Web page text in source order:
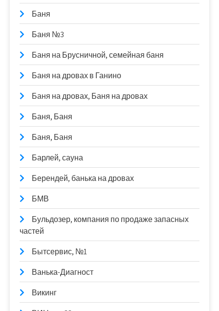
Баня
Баня №3
Баня на Брусничной, семейная баня
Баня на дровах в Ганино
Баня на дровах, Баня на дровах
Баня, Баня
Баня, Баня
Барлей, сауна
Берендей, банька на дровах
БМВ
Бульдозер, компания по продаже запасных
частей
Бытсервис, №1
Ванька-Диагност
Викинг